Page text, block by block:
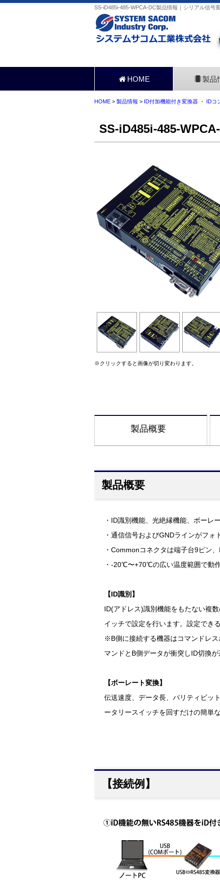
SS-iD485i-485-WPCA-DC製品情報｜シリアル信号
HOME 製品
HOME > 製品情報 > ID付加機能付き変換器 ・ IDコ
SS-iD485i-485-
※クリックすると画像が切り変わります。
製品概要
製品概要
・ID識別機能、光絶縁機能、ボーレ
・通信信号およびGNDラインがフ
・Commonコネクタは端子台9ピン
・-20℃〜+70℃の広い温度範囲で動
【ID識別】
ID(アドレス)識別機能をもたない複
イッチで設定を行います。設定でき
※B側に接続する機器はコマンドレ
マンドとB側データが衝突しID切換
【ボーレート変換】
伝送速度、データ長、パリティビッ
ータリースイッチを回すだけの簡単
【接続例】